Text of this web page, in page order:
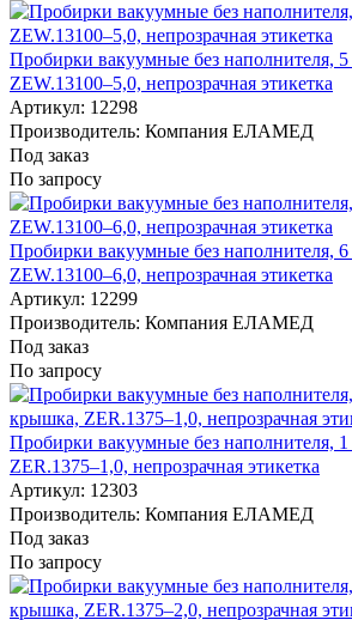
Пробирки вакуумные без наполнителя,
ZEW.13100–5,0, непрозрачная этикетка
Артикул: 12298
Производитель: Компания ЕЛАМЕД
Под заказ
По запросу
Пробирки вакуумные без наполнителя,
ZEW.13100–6,0, непрозрачная этикетка
Артикул: 12299
Производитель: Компания ЕЛАМЕД
Под заказ
По запросу
Пробирки вакуумные без наполнителя,
ZER.1375–1,0, непрозрачная этикетка
Артикул: 12303
Производитель: Компания ЕЛАМЕД
Под заказ
По запросу